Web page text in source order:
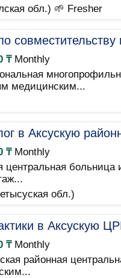
обл.) 🌱 Fresher
₸Monthly
медицинским...
в Аксускую
₸Monthly
центральная
обл.)
в Аксускую
₸Monthly
районная